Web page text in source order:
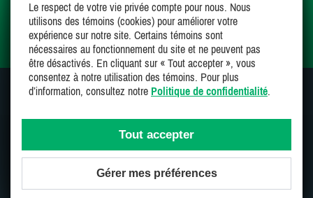
Offres spéciales
Mes favoris
SUIVEZ-NOUS SUR
Une entreprise 100% canadienne et fière de l'être
Le respect de votre vie privée compte pour nous. Nous
utilisons des témoins (cookies) pour améliorer votre
expérience sur notre site. Certains témoins sont
nécessaires au fonctionnement du site et ne peuvent pas
être désactivés. En cliquant sur « Tout accepter », vous
consentez à notre utilisation des témoins. Pour plus
d’information, consultez notre Politique de confidentialité.
Tout accepter
Gérer mes préférences